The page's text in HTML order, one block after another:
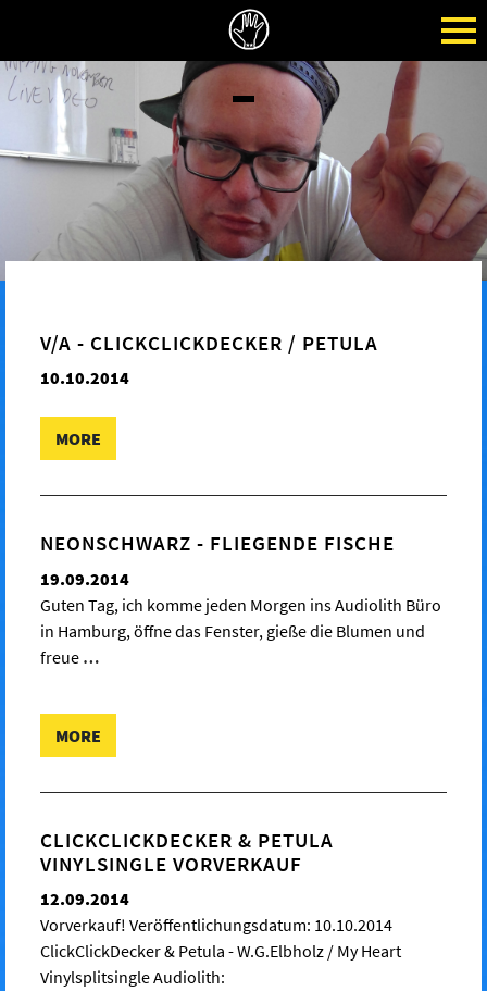
V/A - CLICKCLICKDECKER / PETULA
10.10.2014
MORE
NEONSCHWARZ - FLIEGENDE FISCHE
19.09.2014
Guten Tag, ich komme jeden Morgen ins Audiolith Büro
in Hamburg, öffne das Fenster, gieße die Blumen und
freue …
MORE
CLICKCLICKDECKER & PETULA
VINYLSINGLE VORVERKAUF
12.09.2014
Vorverkauf! Veröffentlichungsdatum: 10.10.2014
ClickClickDecker & Petula - W.G.Elbholz / My Heart
Vinylsplitsingle Audiolith: